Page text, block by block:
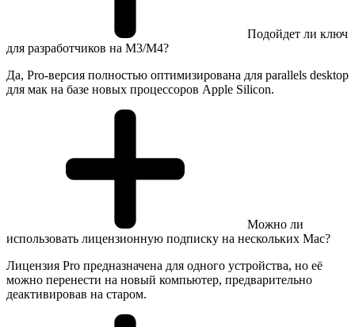
Подойдет ли ключ
для разработчиков на M3/M4?
Да, Pro-версия полностью оптимизирована для parallels desktop
для мак на базе новых процессоров Apple Silicon.
Можно ли
использовать лицензионную подписку на нескольких Mac?
Лицензия Pro предназначена для одного устройства, но её
можно перенести на новый компьютер, предварительно
деактивировав на старом.